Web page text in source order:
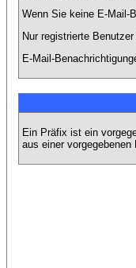
Wenn Sie keine E-Mail-
Nur registrierte
E-Mail-
Ein Präfix ist ein
aus einer